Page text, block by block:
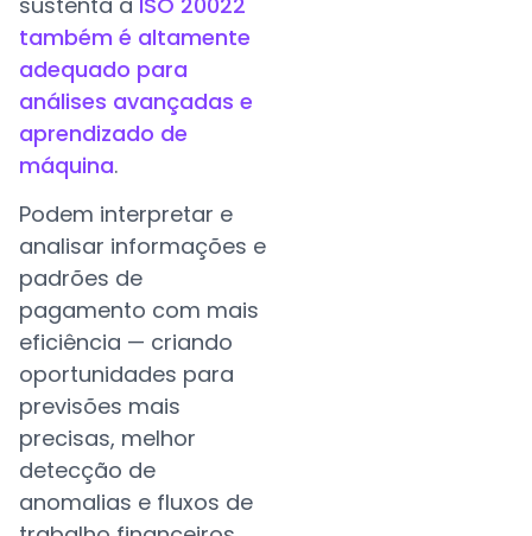
também é altamente
adequado para
análises avançadas e
aprendizado de
máquina.
Podem interpretar e
analisar informações e
padrões de
pagamento com mais
eficiência — criando
oportunidades para
previsões mais
precisas, melhor
detecção de
anomalias e fluxos de